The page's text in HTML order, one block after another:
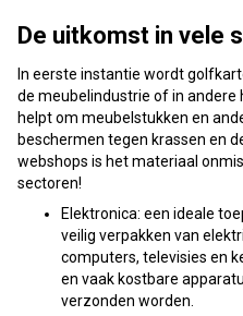
De uitkomst in vele
In eerste instantie wordt
de meubelindustrie of in
helpt om meubelstukken en
beschermen tegen krassen en
webshops is het materiaal
sectoren!
Elektronica: een ideale
veilig verpakken van
computers, televisies en
en vaak kostbare
verzonden worden.